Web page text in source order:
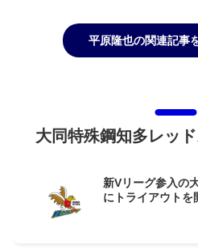
平原隆也の関連記事
大同特殊鋼知多レッ
新Vリーグ参入の
にトライアウトを